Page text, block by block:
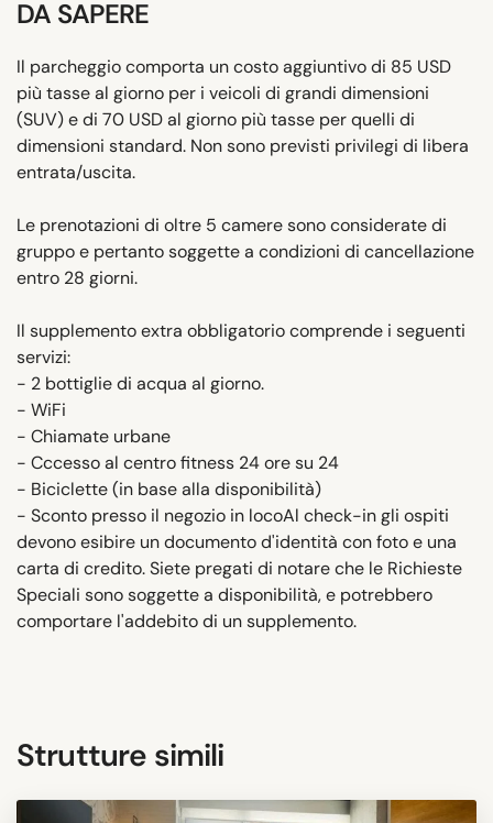
DA SAPERE
Il parcheggio comporta un costo aggiuntivo di 85 USD
più tasse al giorno per i veicoli di grandi dimensioni
(SUV) e di 70 USD al giorno più tasse per quelli di
dimensioni standard. Non sono previsti privilegi di libera
entrata/uscita.
Le prenotazioni di oltre 5 camere sono considerate di
gruppo e pertanto soggette a condizioni di cancellazione
entro 28 giorni.
Il supplemento extra obbligatorio comprende i seguenti
servizi:
- 2 bottiglie di acqua al giorno.
- WiFi
- Chiamate urbane
- Cccesso al centro fitness 24 ore su 24
- Biciclette (in base alla disponibilità)
- Sconto presso il negozio in locoAl check-in gli ospiti
devono esibire un documento d'identità con foto e una
carta di credito. Siete pregati di notare che le Richieste
Speciali sono soggette a disponibilità, e potrebbero
comportare l'addebito di un supplemento.
Strutture simili